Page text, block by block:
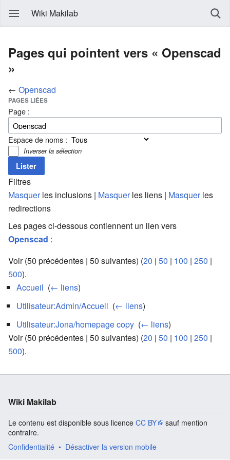
Wiki Makilab
Pages qui pointent vers « Openscad
»
← Openscad
PAGES LIÉES
Page :
Espace de noms :
Inverser la sélection
Filtres
Masquerles inclusions | Masquerles liens | Masquerles
redirections
Les pages ci-dessous contiennent un lien vers
Openscad :
Voir (50 précédentes | 50 suivantes) (20 | 50 | 100 | 250 |
500).
Accueil (← liens)
Utilisateur:Admin/Accueil (← liens)
Utilisateur:Jona/homepage copy (← liens)
Voir (50 précédentes | 50 suivantes) (20 | 50 | 100 | 250 |
500).
Wiki Makilab
Le contenu est disponible sous licence CC BY
sauf mention
contraire.
Confidentialité
Désactiver la version mobile